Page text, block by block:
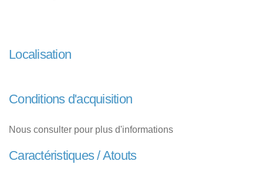
Localisation
Conditions d'acquisition
Nous consulter pour plus d'informations
Caractéristiques / Atouts